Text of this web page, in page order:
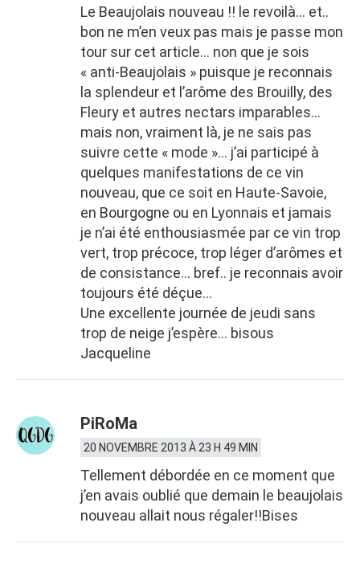
Le Beaujolais nouveau !! le revoilà… et..
bon ne m’en veux pas mais je passe mon
tour sur cet article… non que je sois
« anti-Beaujolais » puisque je reconnais
la splendeur et l’arôme des Brouilly, des
Fleury et autres nectars imparables…
mais non, vraiment là, je ne sais pas
suivre cette « mode »… j’ai participé à
quelques manifestations de ce vin
nouveau, que ce soit en Haute-Savoie,
en Bourgogne ou en Lyonnais et jamais
je n’ai été enthousiasmée par ce vin trop
vert, trop précoce, trop léger d’arômes et
de consistance… bref.. je reconnais avoir
toujours été déçue…
Une excellente journée de jeudi sans
trop de neige j’espère… bisous
Jacqueline
PiRoMa
20 NOVEMBRE 2013 À 23 H 49 MIN
Tellement débordée en ce moment que
j’en avais oublié que demain le beaujolais
nouveau allait nous régaler!!Bises